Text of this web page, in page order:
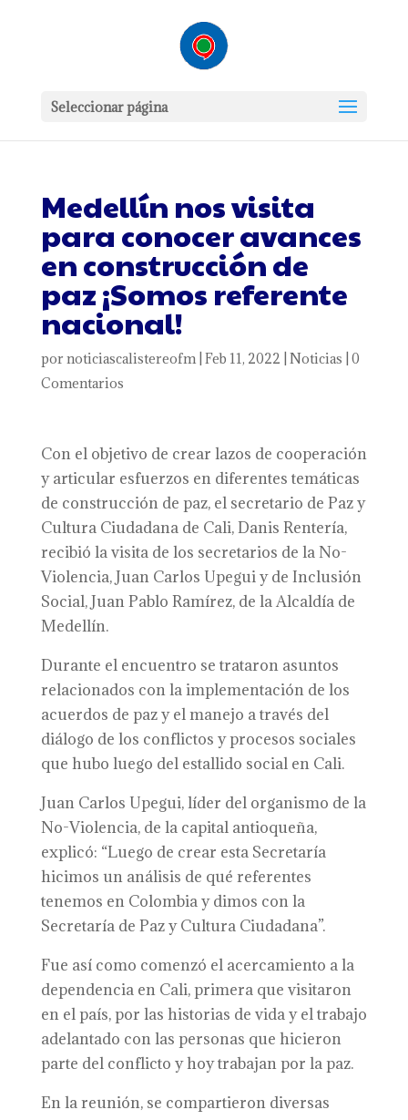
Seleccionar página
Medellín nos visita
para conocer avances
en construcción de
paz ¡Somos referente
nacional!
por noticiascalistereofm| Feb 11, 2022 Noticias 0
Comentarios
Con el objetivo de crear lazos de cooperación
y articular esfuerzos en diferentes temáticas
de construcción de paz, el secretario de Paz y
Cultura Ciudadana de Cali, Danis Rentería,
recibió la visita de los secretarios de la No-
Violencia, Juan Carlos Upegui y de Inclusión
Social, Juan Pablo Ramírez, de la Alcaldía de
Medellín.
Durante el encuentro se trataron asuntos
relacionados con la implementación de los
acuerdos de paz y el manejo a través del
diálogo de los conflictos y procesos sociales
que hubo luego del estallido social en Cali.
Juan Carlos Upegui, líder del organismo de la
No-Violencia, de la capital antioqueña,
explicó: “Luego de crear esta Secretaría
hicimos un análisis de qué referentes
tenemos en Colombia y dimos con la
Secretaría de Paz y Cultura Ciudadana”.
Fue así como comenzó el acercamiento a la
dependencia en Cali, primera que visitaron
en el país, por las historias de vida y el trabajo
adelantado con las personas que hicieron
parte del conflicto y hoy trabajan por la paz.
En la reunión, se compartieron diversas